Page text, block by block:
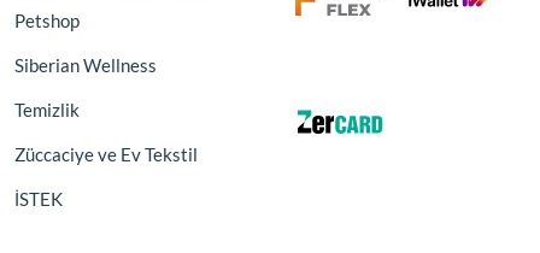
Petshop
Siberian Wellness
Temizlik
Züccaciye ve Ev Tekstil
İSTEK